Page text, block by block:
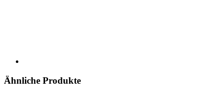
Ähnliche Produkte